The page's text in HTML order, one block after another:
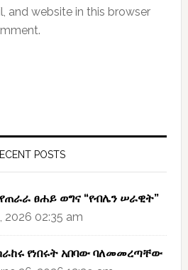
and website in this browser
POSTS
ፀሐይ ወግና “የብሌን ሠራዊት”
2026 02:35 am
የነበሩት አበባው ባለመመረጣቸው